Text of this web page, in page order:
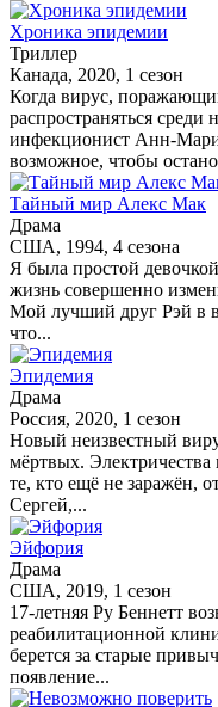
Хроника эпидемии
Триллер
Канада, 2020, 1 сезон
Когда вирус,
распространяться среди
инфекционист Анн-Мари
возможное, чтобы
Тайный мир Алекс Мак
Драма
США, 1994, 4 сезона
Я была простой
жизнь совершенно
Мой лучший друг Рэй в
что...
Эпидемия
Драма
Россия, 2020, 1 сезон
Новый неизвестный
мёртвых. Электричества
те, кто ещё не заражён,
Сергей,...
Эйфория
Драма
США, 2019, 1 сезон
17-летняя Ру Беннетт
реабилитационной
берется за старые
появление...